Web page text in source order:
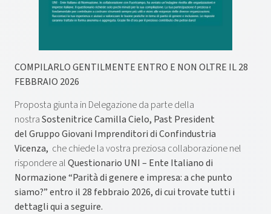
COMPILARLO GENTILMENTE ENTRO E NON OLTRE IL 28
FEBBRAIO 2026
Proposta giunta in Delegazione da parte della
nostraSostenitrice Camilla Cielo, Past President
del Gruppo Giovani Imprenditori di Confindustria
Vicenza, che chiede la vostra preziosa collaborazione nel
rispondere alQuestionario UNI – Ente Italiano di
Normazione “Parità di genere e impresa: a che punto
siamo?” entro il 28 febbraio 2026, di cui trovate tutti i
dettagli qui a seguire.